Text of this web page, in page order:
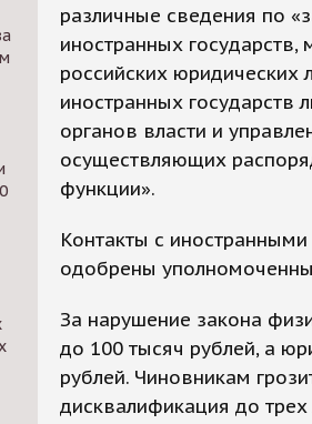
различные сведения по
иностранных
российских юридических
иностранных государств
органов власти и
осуществляющих
функции».
Контакты с
одобрены
За нарушение закона
до 100 тысяч рублей, а
рублей. Чиновникам
дисквалификация до трех